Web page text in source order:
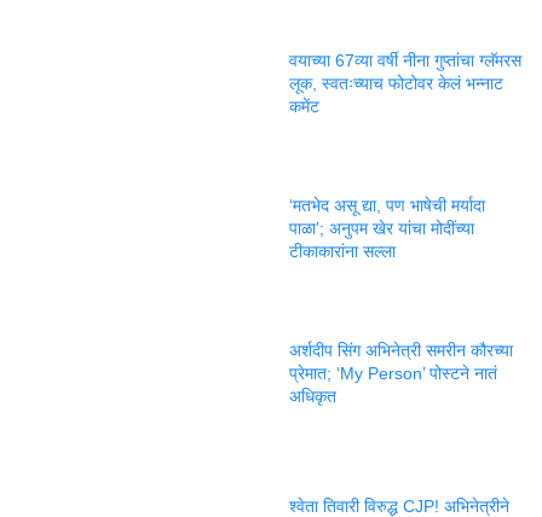
वयाच्या 67व्या वर्षी नीना गुप्तांचा ग्लॅमरस
लूक, स्वतःच्याच फोटोवर केलं भन्नाट
कमेंट
‘मतभेद असू द्या, पण भाषेची मर्यादा
पाळा’; अनुपम खेर यांचा मोदींच्या
टीकाकारांना सल्ला
अर्शदीप सिंग अभिनेत्री समरीन कौरच्या
प्रेमात; ‘My Person’ पोस्टने नातं
अधिकृत
श्वेता तिवारी विरुद्ध CJP! अभिनेत्रीने